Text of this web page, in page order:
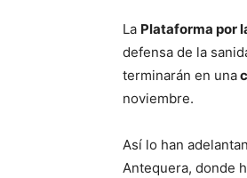
La Plataforma por
defensa de la
terminarán en una
noviembre.
Así lo han
Antequera, donde